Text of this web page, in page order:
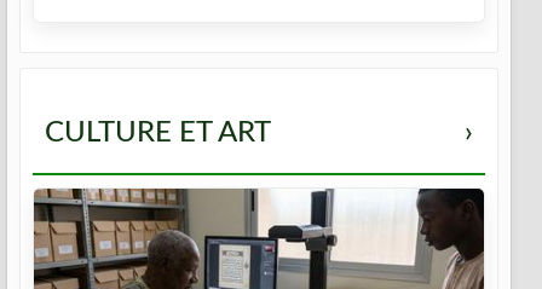
CULTURE ET ART ›